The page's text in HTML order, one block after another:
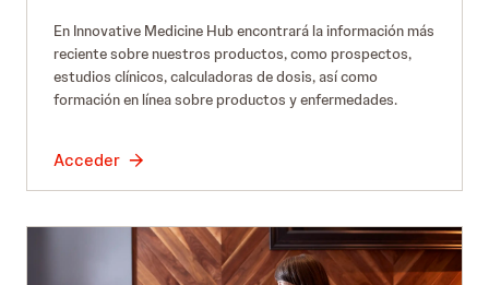
En Innovative Medicine Hub encontrará la información más
reciente sobre nuestros productos, como prospectos,
estudios clínicos, calculadoras de dosis, así como
formación en línea sobre productos y enfermedades.
Acceder